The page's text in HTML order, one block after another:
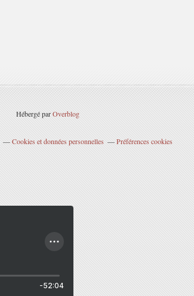
Hébergé parOverblog
Cookies et données personnelles Préférences cookies
-52:04